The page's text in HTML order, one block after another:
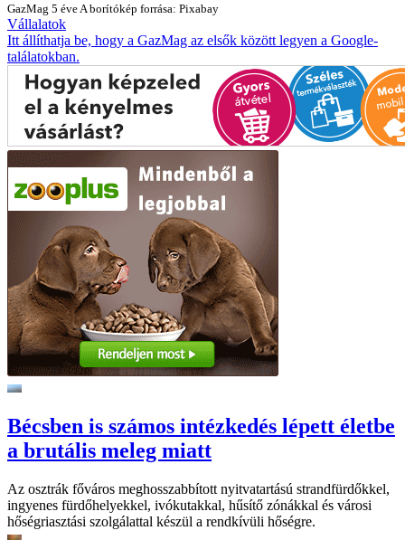
GazMag 5 éve A borítókép forrása: Pixabay
Vállalatok
Itt állíthatja be, hogy a GazMag az elsők között legyen a Google-
találatokban.
Bécsben is számos intézkedés lépett életbe
a brutális meleg miatt
Az osztrák főváros meghosszabbított nyitvatartású strandfürdőkkel,
ingyenes fürdőhelyekkel, ivókutakkal, hűsítő zónákkal és városi
hőségriasztási szolgálattal készül a rendkívüli hőségre.